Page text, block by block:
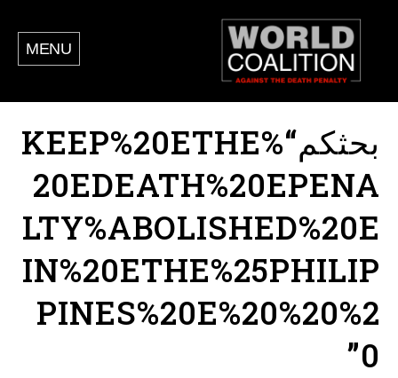
MENU
بحثكم“KEEP%20ETHE%
20EDEATH%20EPENA
LTY%ABOLISHED%20E
IN%20ETHE%25PHILIP
PINES%20E%20%20%2
0”